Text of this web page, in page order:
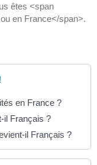
êtes <span
en France</span>.
en France ?
il Français ?
il Français ?